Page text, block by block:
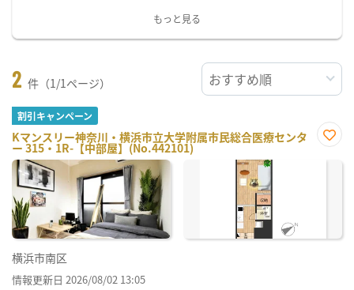
もっと見る
2 件（1/1ページ）
割引キャンペーン
Kマンスリー神奈川・横浜市立大学附属市民総合医療センタ
ー 315・1R-【中部屋】(No.442101)
に入
横浜市南区
情報更新日 2026/08/02 13:05